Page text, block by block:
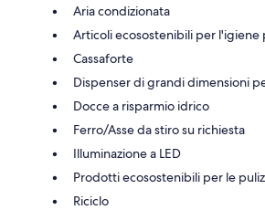
Aria condizionata
Articoli ecosostenibili per l'igiene
Cassaforte
Dispenser di grandi dimensioni
Docce a risparmio idrico
Ferro/Asse da stiro su richiesta
Illuminazione a LED
Prodotti ecosostenibili per le
Riciclo